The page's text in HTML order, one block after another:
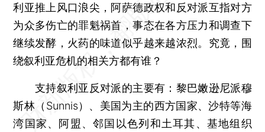
利亚推上风口浪尖，阿萨德政权和反对派互指对方
为众多伤亡的罪魁祸首，事态在各方压力和调查下
继续发酵，火药的味道似乎越来越浓烈。究竟，围
绕叙利亚危机的相关方都有谁？
支持叙利亚反对派的主要有：黎巴嫩逊尼派穆
斯林（Sunnis）、美国为主的西方国家、沙特等海
湾国家、阿盟、邻国以色列和土耳其、基地组织